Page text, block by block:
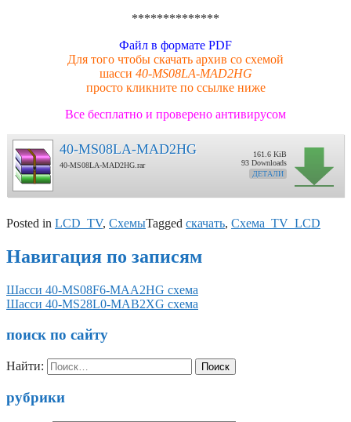
**************
Файл в формате PDF
Для того чтобы скачать архив со схемой
шасси 40-MS08LA-MAD2HG
просто кликните по ссылке ниже
Все бесплатно и проверено антивирусом
40-MS08LA-MAD2HG
40-MS08LA-MAD2HG.rar
161.6 KiB
93 Downloads
ДЕТАЛИ
Posted in LCD_TV, СхемыTagged скачать, Схема_TV_LCD
Навигация по записям
Шасси 40-MS08F6-MAA2HG схема
Шасси 40-MS28L0-MAB2XG схема
поиск по сайту
Найти:
рубрики